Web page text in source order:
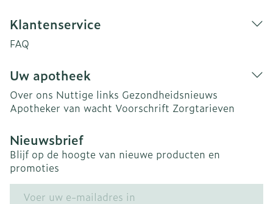
Klantenservice
FAQ
Uw apotheek
Over ons Nuttige links Gezondheidsnieuws
Apotheker van wacht Voorschrift Zorgtarieven
Nieuwsbrief
Blijf op de hoogte van nieuwe producten en
promoties